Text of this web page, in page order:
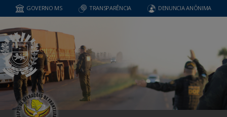
GOVERNO MS TRANSPARÊNCIA DENUNCIA ANÔNIMA